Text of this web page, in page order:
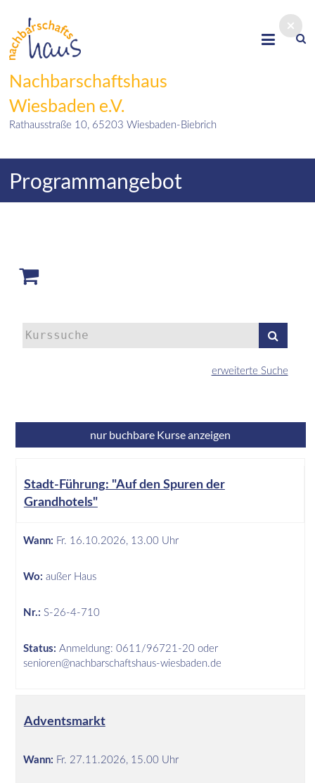
content
Nachbarschaftshaus
Wiesbaden e.V.
Rathausstraße 10, 65203 Wiesbaden-Biebrich
Programmangebot
Kurse
suchen
erweiterte Suche
nur buchbare Kurse anzeigen
Tabellenüberschriften
können
sortiert
Stadt-Führung: "Auf den Spuren der
Grandhotels"
Wann: Fr. 16.10.2026, 13.00 Uhr
Wo: außer Haus
Nr.: S-26-4-710
Status: Anmeldung: 0611/96721-20 oder
senioren@nachbarschaftshaus-wiesbaden.de
Adventsmarkt
Wann: Fr. 27.11.2026, 15.00 Uhr